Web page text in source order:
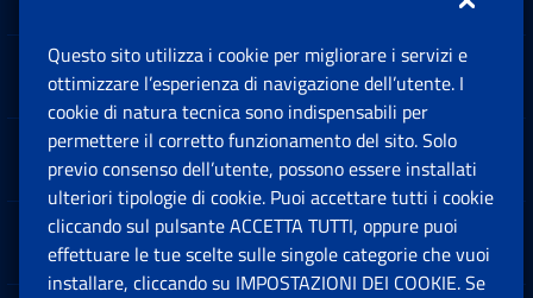
Sedi e Contatti
Software
Note Legali
Questo sito utilizza i cookie per migliorare i servizi e
ottimizzare l’esperienza di navigazione dell’utente. I
cookie di natura tecnica sono indispensabili per
permettere il corretto funzionamento del sito. Solo
previo consenso dell’utente, possono essere installati
ulteriori tipologie di cookie. Puoi accettare tutti i cookie
cliccando sul pulsante ACCETTA TUTTI, oppure puoi
effettuare le tue scelte sulle singole categorie che vuoi
installare, cliccando su IMPOSTAZIONI DEI COOKIE. Se